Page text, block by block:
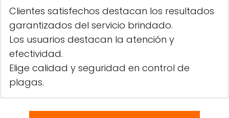
Clientes satisfechos destacan los resultados
garantizados del servicio brindado.
Los usuarios destacan la atención y
efectividad.
Elige calidad y seguridad en control de
plagas.